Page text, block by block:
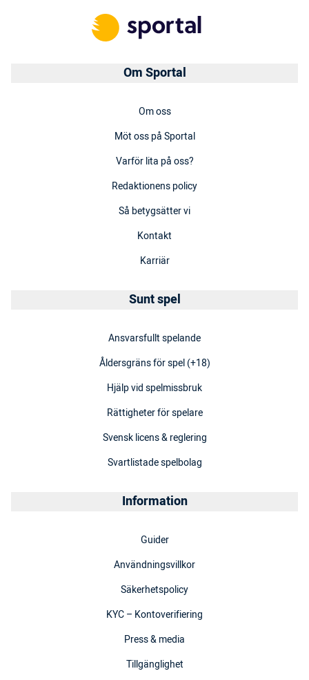
Om Sportal
Om oss
Möt oss på Sportal
Varför lita på oss?
Redaktionens policy
Så betygsätter vi
Kontakt
Karriär
Sunt spel
Ansvarsfullt spelande
Åldersgräns för spel (+18)
Hjälp vid spelmissbruk
Rättigheter för spelare
Svensk licens & reglering
Svartlistade spelbolag
Information
Guider
Användningsvillkor
Säkerhetspolicy
KYC – Kontoverifiering
Press & media
Tillgänglighet